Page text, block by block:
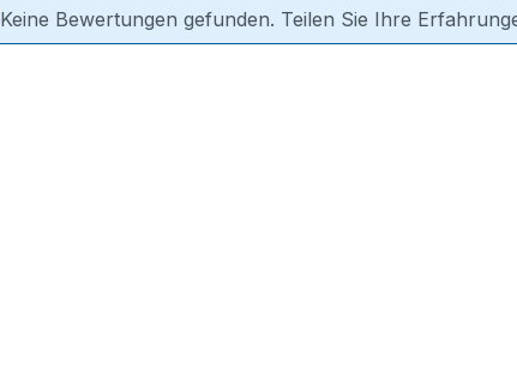
Keine Bewertungen gefunden. Teilen Sie Ihre